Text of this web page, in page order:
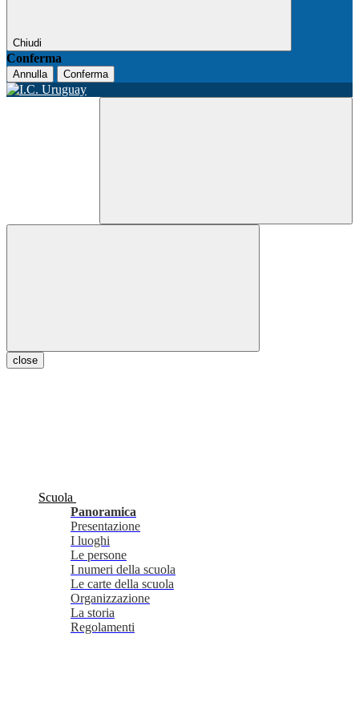
Chiudi
Conferma
Annulla Conferma
close
Scuola
Panoramica
Presentazione
I luoghi
Le persone
I numeri della scuola
Le carte della scuola
Organizzazione
La storia
Regolamenti